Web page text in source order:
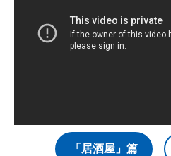
「居酒屋」篇